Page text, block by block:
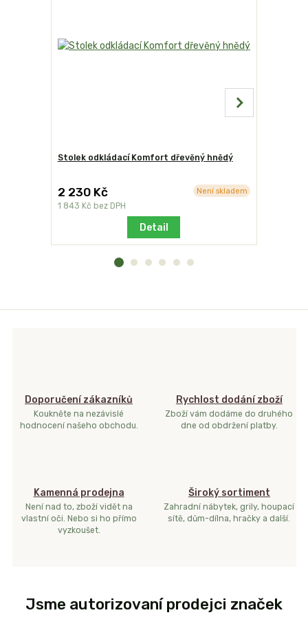
Stolek odkládací Komfort dřevěný hnědý
2 230 Kč
1 843 Kč bez DPH
Není skladem
Detail
Doporučení zákazníků
Koukněte na nezávislé
hodnocení našeho obchodu.
Rychlost dodání zboží
Zboží vám dodáme do druhého
dne od obdržení platby.
Kamenná prodejna
Není nad to, zboží vidět na
vlastní oči. Nebo si ho přímo
vyzkoušet.
Široký sortiment
Zahradní nábytek, grily, houpací
sítě, dům-dílna, hračky a další.
Jsme autorizovaní prodejci značek